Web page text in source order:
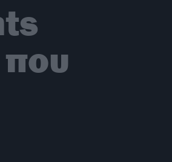
που